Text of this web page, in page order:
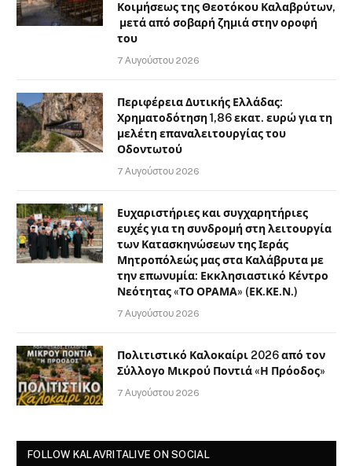
Κοιμήσεως της Θεοτόκου Καλαβρύτων,
μετά από σοβαρή ζημιά στην οροφή
του
7 Αυγούστου 2026
Περιφέρεια Δυτικής Ελλάδας:
Χρηματοδότηση 1,86 εκατ. ευρώ για τη
μελέτη επαναλειτουργίας του
Οδοντωτού
7 Αυγούστου 2026
Ευχαριστήριες και συγχαρητήριες
ευχές για τη συνδρομή στη λειτουργία
των Κατασκηνώσεων της Ιεράς
Μητροπόλεώς μας στα Καλάβρυτα με
την επωνυμία: Εκκλησιαστικό Κέντρο
Νεότητας «ΤΟ ΟΡΑΜΑ» (ΕΚ.ΚΕ.Ν.)
7 Αυγούστου 2026
Πολιτιστικό Καλοκαίρι 2026 από τον
Σύλλογο Μικρού Ποντιά «Η Πρόοδος»
7 Αυγούστου 2026
FOLLOW KALAVRITALIVE ON SOCIAL